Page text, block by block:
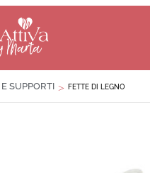
SUPPORTI > FETTE DI LEGNO